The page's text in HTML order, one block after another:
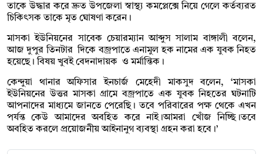
তাকে উদ্ধার করে দ্রুত উপজেলা স্বাস্থ্য কমপ্লেক্সে নিয়ে গেলে কর্তব্যরত
চিকিৎসক তাকে মৃত ঘোষণা করেন।
মাসকা ইউনিয়নের সাবেক চেয়ারম্যান আব্দুস সালাম বাঙ্গালী বলেন,
আজ দুপুর তিনটার দিকে বজ্রপাতে এনামুল হক নামের এক যুবক নিহত
হয়েছে। বিষয় খুবই বেদনাদায়ক ও মর্মান্তিক।
কেন্দুয়া থানার অফিসার ইনচার্জ মেহেদী মাকসুদ বলেন, ‘মাসকা
ইউনিয়নের উত্তর মাসকা গ্রামে বজ্রপাতে এক যুবক নিহতের ঘটনাটি
আপনাদের মাধ্যমে জানতে পেরেছি। তবে পরিবারের পক্ষ থেকে এখন
পর্যন্ত কেউ আমাদের অবহিত করে নাই।আমরা খোঁজ নিচ্ছি।তবে
অবহিত করলে প্রয়োজনীয় আইনানুগ ব্যবস্থা গ্রহন করা হবে।’